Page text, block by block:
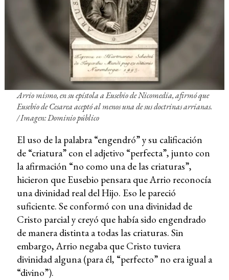
Arrio mismo, en su epístola a Eusebio de Nicomedia, afirmó que
Eusebio de Cesarea aceptó al menos una de sus doctrinas arrianas.
/ Imagen: Dominio público
El uso de la palabra “engendró” y su calificación
de “criatura” con el adjetivo “perfecta”, junto con
la afirmación “no como una de las criaturas”,
hicieron que Eusebio pensara que Arrio reconocía
una divinidad real del Hijo. Eso le pareció
suficiente. Se conformó con una divinidad de
Cristo parcial y creyó que había sido engendrado
de manera distinta a todas las criaturas. Sin
embargo, Arrio negaba que Cristo tuviera
divinidad alguna (para él, “perfecto” no era igual a
“divino”).